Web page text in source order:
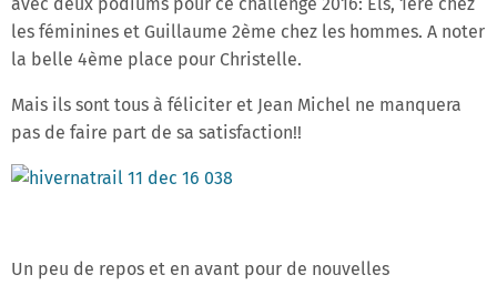
avec deux podiums pour ce challenge 2016: Els, 1ère chez
les féminines et Guillaume 2ème chez les hommes. A noter
la belle 4ème place pour Christelle.
Mais ils sont tous à féliciter et Jean Michel ne manquera
pas de faire part de sa satisfaction!!
Un peu de repos et en avant pour de nouvelles